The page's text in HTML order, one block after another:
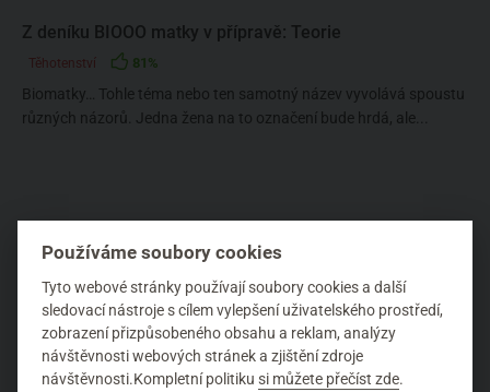
Z deníku BIOOO matky v přípravě: Teorie
Těhotenství 81%
Biomatky… Tohle téma nebo ten samotný název vyvolává spoustu
různých názorů. Jedna žena na to označení bude hrdá, ale...
1
ŠTÍTKY PRO „TĚHOTENSTVÍ“:
Používáme soubory cookies
Tyto webové stránky používají soubory cookies a další
sledovací nástroje s cílem vylepšení uživatelského prostředí,
zobrazení přizpůsobeného obsahu a reklam, analýzy
návštěvnosti webových stránek a zjištění zdroje
návštěvnosti.Kompletní politikusi můžete přečíst zde.